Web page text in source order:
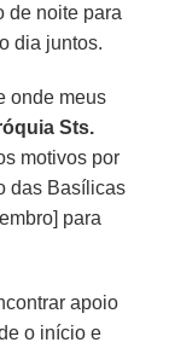
de noite para
dia juntos.
onde meus
Sts.
motivos por
das Basílicas
para
apoio
o início e